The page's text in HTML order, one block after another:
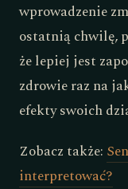
wprowadzenie
ostatnią chwilę,
że lepiej jest
zdrowie raz na
efekty swoich
Zobacz także:
interpretować?